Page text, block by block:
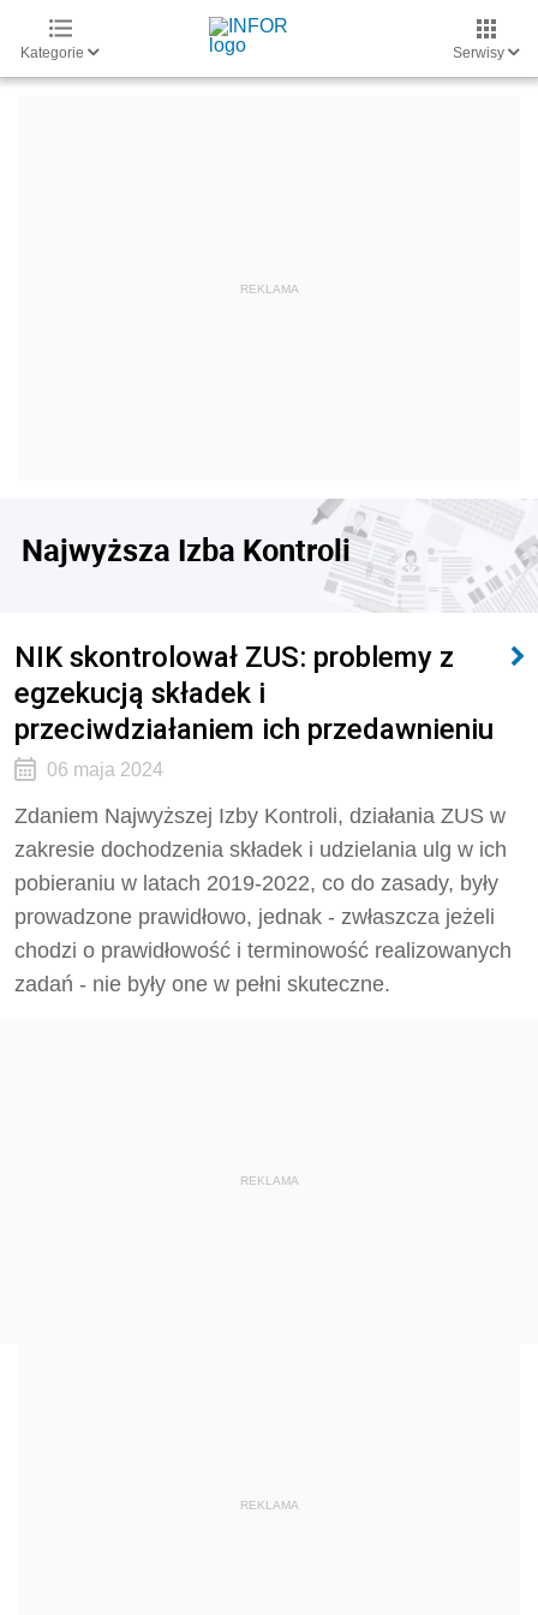
Kategorie Serwisy
Najwyższa Izba Kontroli
NIK skontrolował ZUS: problemy z
egzekucją składek i
przeciwdziałaniem ich przedawnieniu
06 maja 2024
Zdaniem Najwyższej Izby Kontroli, działania ZUS w
zakresie dochodzenia składek i udzielania ulg w ich
pobieraniu w latach 2019-2022, co do zasady, były
prowadzone prawidłowo, jednak - zwłaszcza jeżeli
chodzi o prawidłowość i terminowość realizowanych
zadań - nie były one w pełni skuteczne.
REKLAMA
REKLAMA